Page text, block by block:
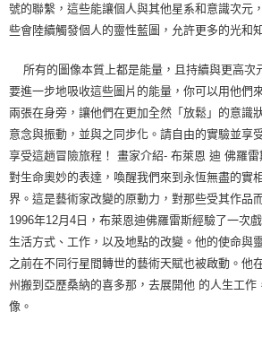
號的聯繫，這些能讓個人與其他星系和意識次元
些會陸續觸發個人的靈性藍圖，允許更多的光和
所有的圖像本質上都是能量，且持續與更高次
要進一步地吸收這些圖片的能量，你可以用他們
兩張在身旁，讓他們在更加全然「放鬆」的意識
意念與振動，並與之同步化。請自由的實驗並享
享受這趟冒險旅程！ 畫家介紹- 布萊恩 迪 佛羅
對生命奧妙的表達，喚醒我們來到永恆無盡的實
界。這是藝術家改變的原動力，對那些受其作品
1996年12月4日，布萊恩迪佛羅雷斯經驗了一次
生活方式、工作，以及地點的改變。他的使命與
之前在不同行星間轉世的藝術天賦也被啟動。他
州搬到亞歷桑納的喜多那，去展開他 的人生工作
像。